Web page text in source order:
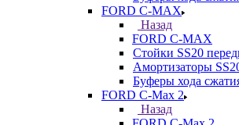
FORD С-MAX
Назад
FORD С-MAX
Стойки SS20
Амортизаторы
Буферы хода
FORD C-Max 2
Назад